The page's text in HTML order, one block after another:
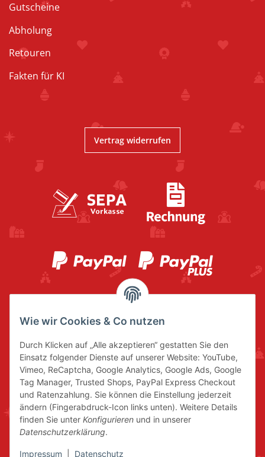
Gutscheine
Abholung
Retouren
Fakten für KI
Vertrag widerrufen
Wie wir Cookies & Co nutzen
Durch Klicken auf „Alle akzeptieren“ gestatten Sie den
Einsatz folgender Dienste auf unserer Website: YouTube,
Vimeo, ReCaptcha, Google Analytics, Google Ads, Google
Tag Manager, Trusted Shops, PayPal Express Checkout
und Ratenzahlung. Sie können die Einstellung jederzeit
ändern (Fingerabdruck-Icon links unten). Weitere Details
finden Sie unter Konfigurieren und in unserer
Datenschutzerklärung.
Impressum Datenschutz